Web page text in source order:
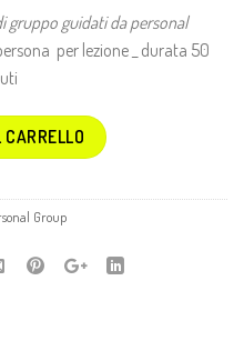
gruppo guidati da personal
per lezione _ durata 50
Group